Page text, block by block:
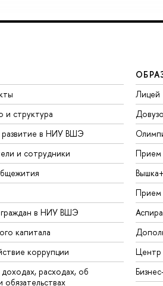
и структура
развитие в НИУ ВШЭ
и сотрудники
в НИУ ВШЭ
капитала
коррупции
расходах, об
Лицей
Прием
Прием
Центр